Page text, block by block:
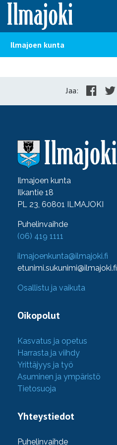
Hyppää sisältöön
Ilmajoen kunta
Jaa:
Ilmajoen kunta
Ilkantie 18
PL 23, 60801 ILMAJOKI
Puhelinvaihde
(06) 419 1111
ilmajoenkunta@ilmajoki.fi
etunimi.sukunimi@ilmajoki.fi
Osallistu ja vaikuta
Oikopolut
Kasvatus ja opetus
Harrasta ja viihdy
Yrittäjyys ja työ
Asuminen ja ympäristö
Tietosuoja
Yhteystiedot
Puhelinvaihde